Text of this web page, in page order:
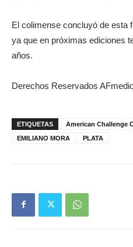
El colimense concluyó de esta
ya que en próximas ediciones
años.
Derechos Reservados
ETIQUETAS American Challenge
EMILIANO MORA
PLATA